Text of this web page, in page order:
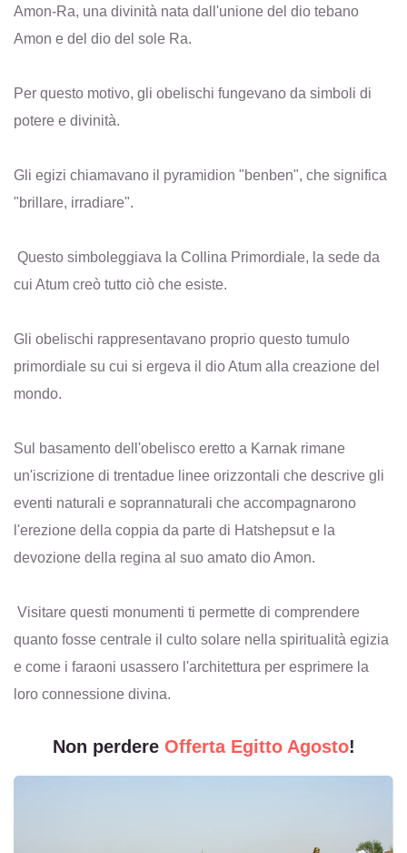
Amon-Ra, una divinità nata dall'unione del dio tebano
Amon e del dio del sole Ra.
Per questo motivo, gli obelischi fungevano da simboli di
potere e divinità.
Gli egizi chiamavano il pyramidion "benben", che significa
"brillare, irradiare".
Questo simboleggiava la Collina Primordiale, la sede da
cui Atum creò tutto ciò che esiste.
Gli obelischi rappresentavano proprio questo tumulo
primordiale su cui si ergeva il dio Atum alla creazione del
mondo.
Sul basamento dell'obelisco eretto a Karnak rimane
un'iscrizione di trentadue linee orizzontali che descrive gli
eventi naturali e soprannaturali che accompagnarono
l'erezione della coppia da parte di Hatshepsut e la
devozione della regina al suo amato dio Amon.
Visitare questi monumenti ti permette di comprendere
quanto fosse centrale il culto solare nella spiritualità egizia
e come i faraoni usassero l'architettura per esprimere la
loro connessione divina.
Non perdere Offerta Egitto Agosto!